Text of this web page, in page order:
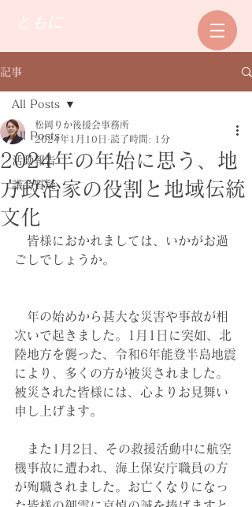
ともに
記事
All Posts
活動報告
議会質疑
All Posts
2024年の年始に思う、地
方政治家の役割と地域伝統
文化
松岡りか後援会事務所
2024年1月10日
読了時間: 1分
皆様におかれましては、いかがお過
ごしでしょうか。
年の始めから甚大な災害や事故が相
次いで起きました。1月1日に突如、北
陸地方を襲った、令和6年能登半島地震
により、多くの方が被災されました。
被災された皆様には、心よりお見舞い
申し上げます。
また1月2日、その救援活動中に航空
機事故に遭われ、海上保安庁職員の方
が殉職されました。お亡くなりになっ